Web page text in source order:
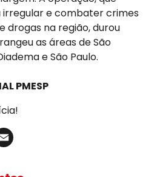
irregular e combater crimes
drogas na região, durou
as áreas de São
e São Paulo.
PMESP